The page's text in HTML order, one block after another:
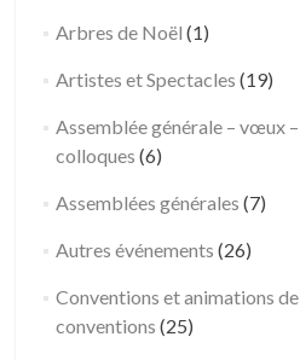
Mystère
suspense :
vivez une
P
a
i
s
Arbres de Noël (1)
Artistes et Spectacles (19)
Assemblée générale – vœux –
colloques (6)
Assemblées générales (7)
Autres événements (26)
Conventions et animations de
conventions (25)